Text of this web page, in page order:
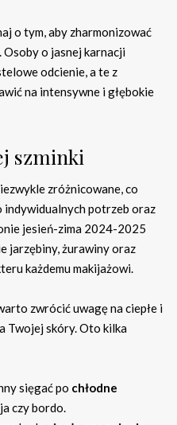
o tym, aby zharmonizować
Osoby o jasnej karnacji
odcienie, a te z
na intensywne i głębokie
szminki
zróżnicowane, co
indywidualnych potrzeb oraz
jesień-zima 2024-2025
jarzębiny, żurawiny oraz
każdemu makijażowi.
zwrócić uwagę na ciepłe i
Twojej skóry. Oto kilka
sięgać po chłodne
czy bordo.